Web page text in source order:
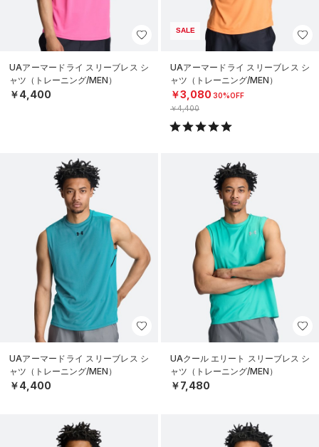
UAアーマードライ スリーブレス シ
ャツ（トレーニング/MEN）
￥4,400
SALE
UAアーマードライ スリーブレス シ
ャツ（トレーニング/MEN）
￥3,080 30%OFF
￥4,400
UAアーマードライ スリーブレス シ
ャツ（トレーニング/MEN）
￥4,400
UAクール エリート スリーブレス シ
ャツ（トレーニング/MEN）
￥7,480